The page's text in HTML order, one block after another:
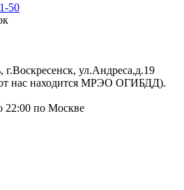
50
г.Воскресенск, ул.Андреса,д.19
нас находится МРЭО ОГИБДД).
22:00 по Москве